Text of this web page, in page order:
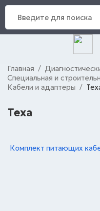
Главная /
Специальная и
Кабели и адаптеры /
Texa
Комплект питающих